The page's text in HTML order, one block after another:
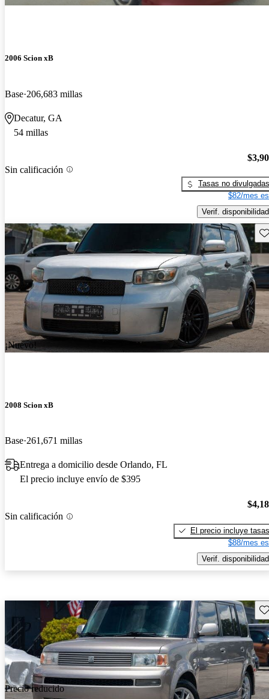
2006 Scion xB
Base 206,683 millas
Decatur, GA
54 millas
Sin calificación
Tasas no divulgadas
$82/mes
Verif. disponibilidad
¡Nuevo!
2008 Scion xB
Base 261,671 millas
Entrega a domicilio desde Orlando, FL
El precio incluye envío de $395
Sin calificación
El precio incluye tasas
$88/mes
Verif. disponibilidad
Precio reducido